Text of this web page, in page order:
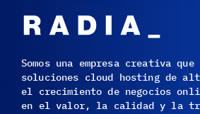
Somos una empresa creativa
soluciones cloud hosting de
el crecimiento de negocios
en el valor, la calidad y la